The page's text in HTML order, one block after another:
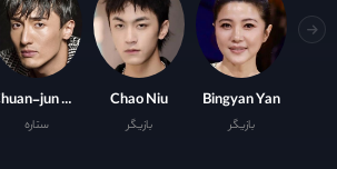
Bingyan Yan
بازیگر
Chao Niu
بازیگر
Chuan-jun Wang
ستاره